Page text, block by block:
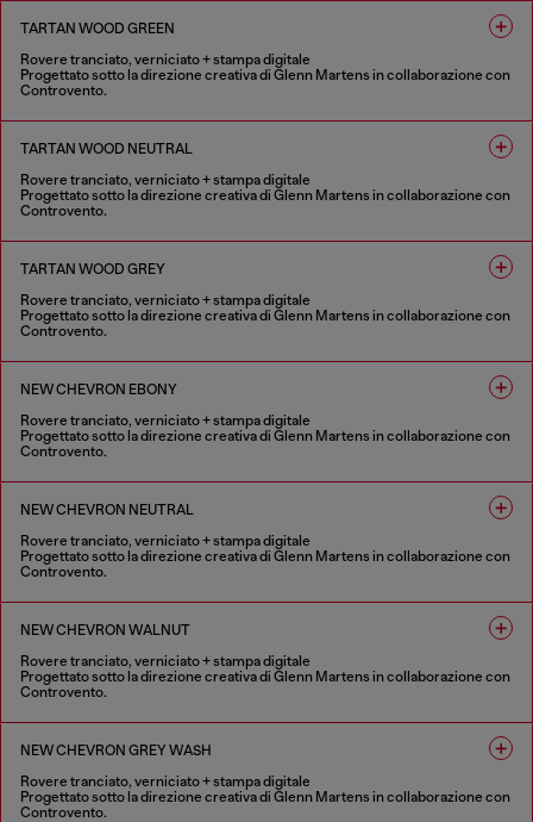
1 COLORE
TARTAN WOOD GREEN
Rovere tranciato, verniciato + stampa digitale
Progettato sotto la direzione creativa di Glenn Martens in collaborazione con
Controvento.
1 COLORE
TARTAN WOOD NEUTRAL
Rovere tranciato, verniciato + stampa digitale
Progettato sotto la direzione creativa di Glenn Martens in collaborazione con
Controvento.
1 COLORE
TARTAN WOOD GREY
Rovere tranciato, verniciato + stampa digitale
Progettato sotto la direzione creativa di Glenn Martens in collaborazione con
Controvento.
1 COLORE
NEW CHEVRON EBONY
Rovere tranciato, verniciato + stampa digitale
Progettato sotto la direzione creativa di Glenn Martens in collaborazione con
Controvento.
1 COLORE
NEW CHEVRON NEUTRAL
Rovere tranciato, verniciato + stampa digitale
Progettato sotto la direzione creativa di Glenn Martens in collaborazione con
Controvento.
1 COLORE
NEW CHEVRON WALNUT
Rovere tranciato, verniciato + stampa digitale
Progettato sotto la direzione creativa di Glenn Martens in collaborazione con
Controvento.
1 COLORE
NEW CHEVRON GREY WASH
Rovere tranciato, verniciato + stampa digitale
Progettato sotto la direzione creativa di Glenn Martens in collaborazione con
Controvento.